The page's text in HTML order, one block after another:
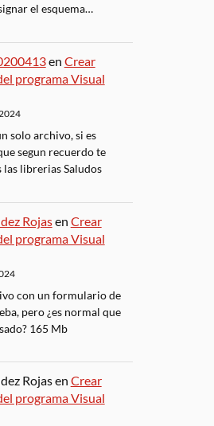
el esquema…
en Crear
programa Visual
solo archivo, si es
segun recuerdo te
las librerias Saludos
Rojasen Crear
programa Visual
con un formulario de
pero ¿es normal que
165 Mb
Rojasen Crear
programa Visual